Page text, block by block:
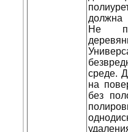
должна
Не
среде.
на
без